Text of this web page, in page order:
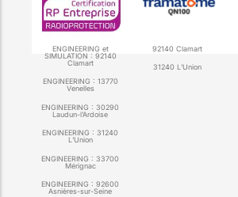
ENGINEERING et
SIMULATION : 92140
Clamart
ENGINEERING : 13770
Venelles
ENGINEERING :30290
Laudun-l’Ardoise
ENGINEERING :31240
L’Union
ENGINEERING :33700
Mérignac
ENGINEERING :92600
Asnières-sur-Seine
92140 Clamart
31240 L’Union